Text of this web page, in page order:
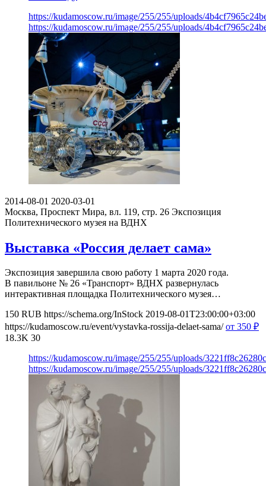
https://kudamoscow.ru/image/255/255/uploads/
https://kudamoscow.ru/image/255/255/uploads/
2014-08-01 2020-03-01
Москва, Проспект Мира, вл. 119, стр. 26 Экспозиция
Политехнического музея на ВДНХ
Выставка «Россия делает сама»
Экспозиция завершила свою работу 1 марта 2020 года.
В павильоне № 26 «Транспорт» ВДНХ развернулась
интерактивная площадка Политехнического музея…
150 RUB https://schema.org/InStock 2019-08-01T23:00:00+03:00
https://kudamoscow.ru/event/vystavka-rossija-delaet-sama/ от 350 ₽
18.3K 30
https://kudamoscow.ru/image/255/255/uploads/
https://kudamoscow.ru/image/255/255/uploads/